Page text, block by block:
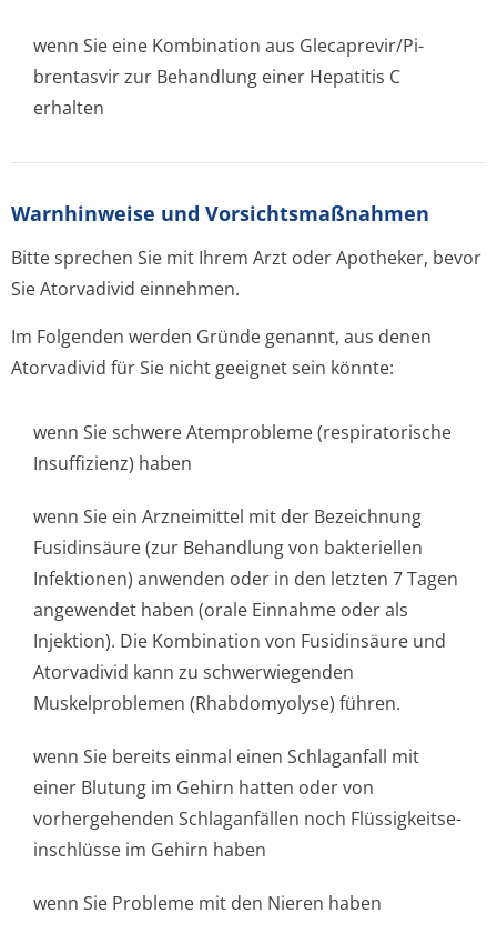
wenn Sie eine Kombination aus Glecaprevir/Pi­
brentasvir zur Behandlung einer Hepatitis C
erhalten
Warnhinweise und Vorsichtsmaßnahmen
Bitte sprechen Sie mit Ihrem Arzt oder Apotheker, bevor
Sie Atorvadivid einnehmen.
Im Folgenden werden Gründe genannt, aus denen
Atorvadivid für Sie nicht geeignet sein könnte:
wenn Sie schwere Atemprobleme (respiratorische
Insuffizienz) haben
wenn Sie ein Arzneimittel mit der Bezeichnung
Fusidinsäure (zur Behandlung von bakteriellen
Infektionen) anwenden oder in den letzten 7 Tagen
angewendet haben (orale Einnahme oder als
Injektion). Die Kombination von Fusidinsäure und
Atorvadivid kann zu schwerwiegenden
Muskelproblemen (Rhabdomyolyse) führen.
wenn Sie bereits einmal einen Schlaganfall mit
einer Blutung im Gehirn hatten oder von
vorhergehenden Schlaganfällen noch Flüssigkeitse­
inschlüsse im Gehirn haben
wenn Sie Probleme mit den Nieren haben